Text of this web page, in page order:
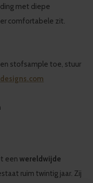
met diepe
comfortabele zit.
stofsample toe, stuur
een wereldwijde
ruim twintig jaar. Zij